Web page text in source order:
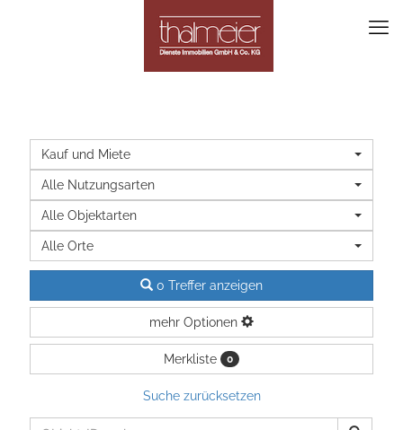
Kauf und Miete
Alle Nutzungsarten
Alle Objektarten
Alle Orte
0 Treffer anzeigen
mehr Optionen
Merkliste 0
Suche zurücksetzen